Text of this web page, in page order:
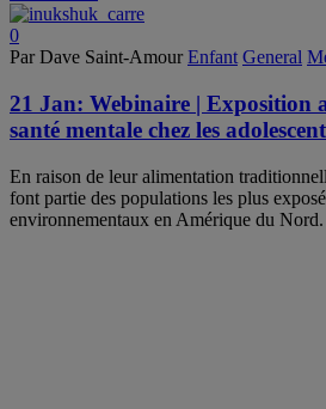
0
Par Dave Saint-Amour Enfant General
21 Jan: Webinaire | Exposition
santé mentale chez les
En raison de leur alimentation
font partie des populations les plus
environnementaux en Amérique du Nord.